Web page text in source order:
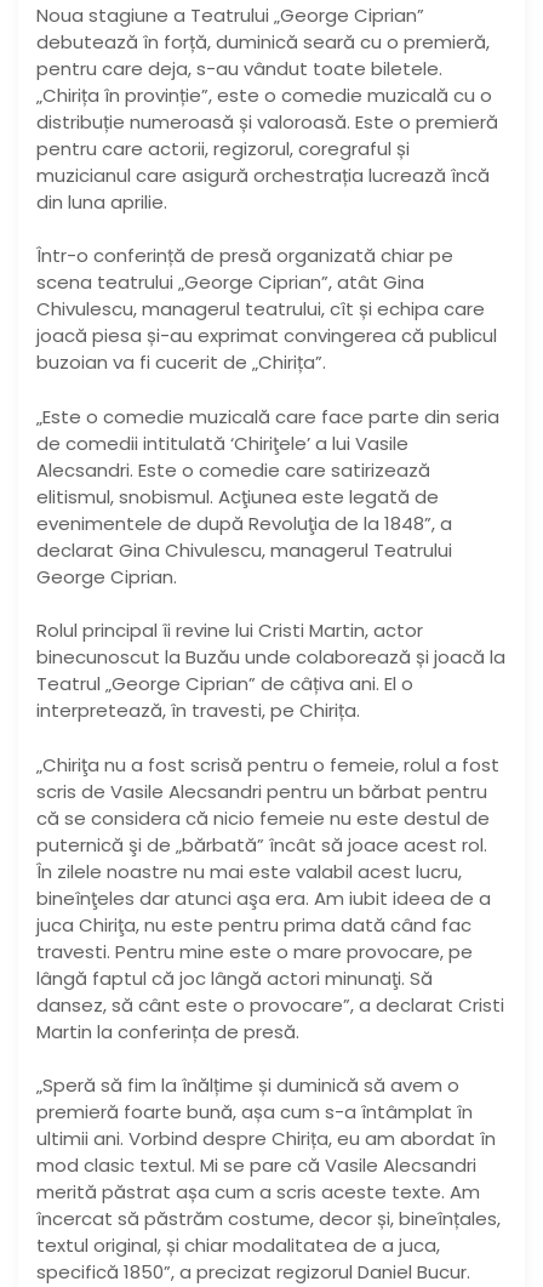
Noua stagiune a Teatrului „George Ciprian”
debutează în forță, duminică seară cu o premieră,
pentru care deja, s-au vândut toate biletele.
„Chirița în provinție”, este o comedie muzicală cu o
distribuție numeroasă și valoroasă. Este o premieră
pentru care actorii, regizorul, coregraful și
muzicianul care asigură orchestrația lucrează încă
din luna aprilie.
Într-o conferință de presă organizată chiar pe
scena teatrului „George Ciprian”, atât Gina
Chivulescu, managerul teatrului, cît și echipa care
joacă piesa și-au exprimat convingerea că publicul
buzoian va fi cucerit de „Chirița”.
„Este o comedie muzicală care face parte din seria
de comedii intitulată ‘Chiriţele’ a lui Vasile
Alecsandri. Este o comedie care satirizează
elitismul, snobismul. Acţiunea este legată de
evenimentele de după Revoluţia de la 1848”, a
declarat Gina Chivulescu, managerul Teatrului
George Ciprian.
Rolul principal îi revine lui Cristi Martin, actor
binecunoscut la Buzău unde colaborează și joacă la
Teatrul „George Ciprian” de câțiva ani. El o
interpretează, în travesti, pe Chirița.
„Chiriţa nu a fost scrisă pentru o femeie, rolul a fost
scris de Vasile Alecsandri pentru un bărbat pentru
că se considera că nicio femeie nu este destul de
puternică şi de „bărbată” încât să joace acest rol.
În zilele noastre nu mai este valabil acest lucru,
bineînţeles dar atunci aşa era. Am iubit ideea de a
juca Chiriţa, nu este pentru prima dată când fac
travesti. Pentru mine este o mare provocare, pe
lângă faptul că joc lângă actori minunaţi. Să
dansez, să cânt este o provocare”, a declarat Cristi
Martin la conferința de presă.
„Speră să fim la înălțime și duminică să avem o
premieră foarte bună, așa cum s-a întâmplat în
ultimii ani. Vorbind despre Chirița, eu am abordat în
mod clasic textul. Mi se pare că Vasile Alecsandri
merită păstrat așa cum a scris aceste texte. Am
încercat să păstrăm costume, decor și, bineînțales,
textul original, și chiar modalitatea de a juca,
specifică 1850”, a precizat regizorul Daniel Bucur.